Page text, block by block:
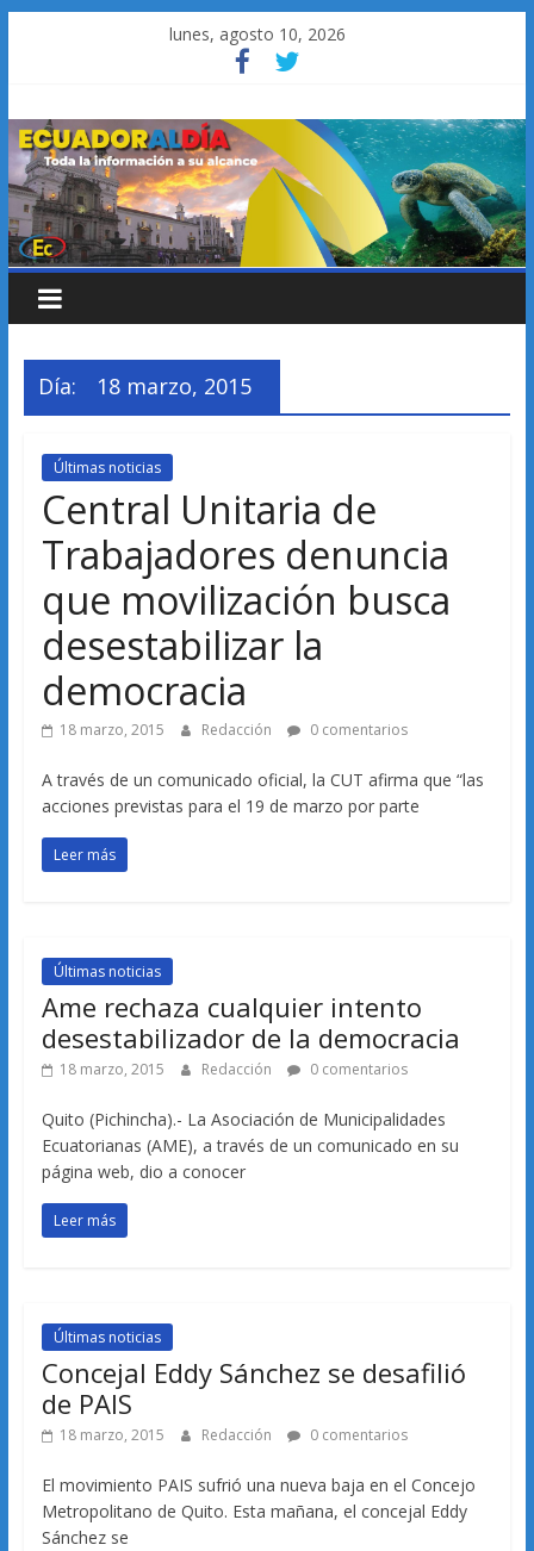
lunes, agosto 10, 2026
Día: 18 marzo, 2015
Últimas noticias
Central Unitaria de
Trabajadores denuncia
que movilización busca
desestabilizar la
democracia
18 marzo, 2015 Redacción 0 comentarios
A través de un comunicado oficial, la CUT afirma que “las
acciones previstas para el 19 de marzo por parte
Leer más
Últimas noticias
Ame rechaza cualquier intento
desestabilizador de la democracia
18 marzo, 2015 Redacción 0 comentarios
Quito (Pichincha).- La Asociación de Municipalidades
Ecuatorianas (AME), a través de un comunicado en su
página web, dio a conocer
Leer más
Últimas noticias
Concejal Eddy Sánchez se desafilió
de PAIS
18 marzo, 2015 Redacción 0 comentarios
El movimiento PAIS sufrió una nueva baja en el Concejo
Metropolitano de Quito. Esta mañana, el concejal Eddy
Sánchez se